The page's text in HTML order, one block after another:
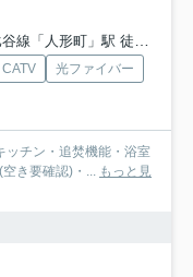
線「人形町」駅 徒歩3分
CATV
光ファイバー
ッチン・追焚機能・浴室
き要確認)・... もっと見